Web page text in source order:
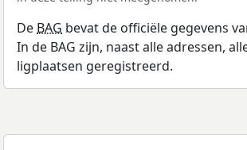
De BAG bevat de officiële gegevens
In de BAG zijn, naast alle adressen,
ligplaatsen geregistreerd.